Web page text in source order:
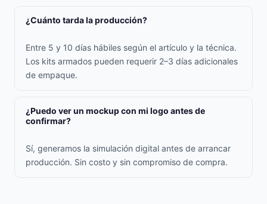
¿Cuánto tarda la producción?
Entre 5 y 10 días hábiles según el artículo y la técnica.
Los kits armados pueden requerir 2–3 días adicionales
de empaque.
¿Puedo ver un mockup con mi logo antes de
confirmar?
Sí, generamos la simulación digital antes de arrancar
producción. Sin costo y sin compromiso de compra.